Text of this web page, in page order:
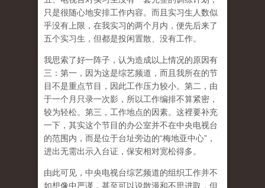
只是很随心地安排工作内容。而且实习生人数似
乎没有上限，在我实习的两个月内，便先后来了
五个实习生，但都是投闲置散、没有工作。
我思索了好一阵子，认为造成以上情况的原因有
三：第一，因为这是综艺频道，而且我所在的节
目不是重点节目，因此工作压力较小。第二，由
于一个月只录一次影，所以工作编排不算紧密，
较为轻松。第三，工作地点的因素。这裡要补充
一下，其实这个节目的办公室并不在中央电视台
的范围内，而是位于台址旁边的“梅地亚中心”，
进出无需出示入台证，保安相对宽松得多。
由此可见，中央电视台综艺频道的组织工作并不
如想像中严谨，甚至可以说散漫和不思进取，但